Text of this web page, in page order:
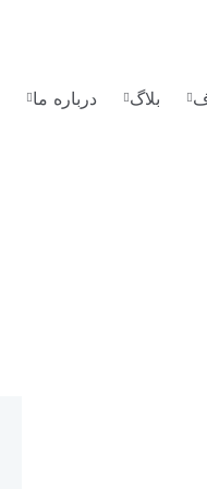
بلاگ درباره ما